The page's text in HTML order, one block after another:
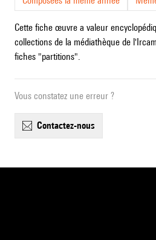
Cette fiche œuvre a valeur
collections de la médiathèque de
fiches "partitions".
Vous constatez une erreur ?
contactez-nous